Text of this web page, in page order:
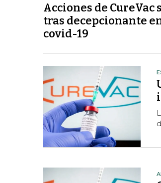
Acciones de CureVac
tras decepcionante
covid-19